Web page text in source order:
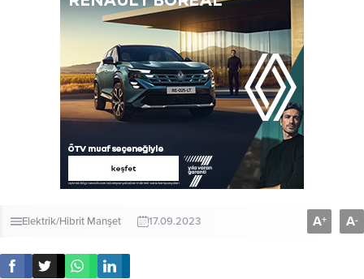
Elektrik/Hibrit Manşet 17.09.2023 A+ A-